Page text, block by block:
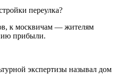
переулка?
к москвичам — жителям
прибыли.
экспертизы называл дом